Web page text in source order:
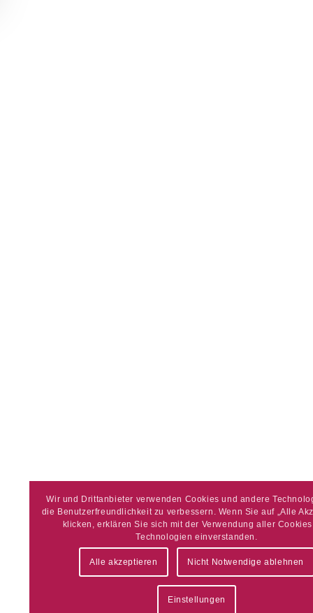
Wir und Drittanbieter verwenden Cookies und andere
die Benutzerfreundlichkeit zu verbessern. Wenn Sie auf „Alle
klicken, erklären Sie sich mit der Verwendung aller
Technologien einverstanden.
Alle akzeptieren Nicht Notwendige ablehnen
Einstellungen